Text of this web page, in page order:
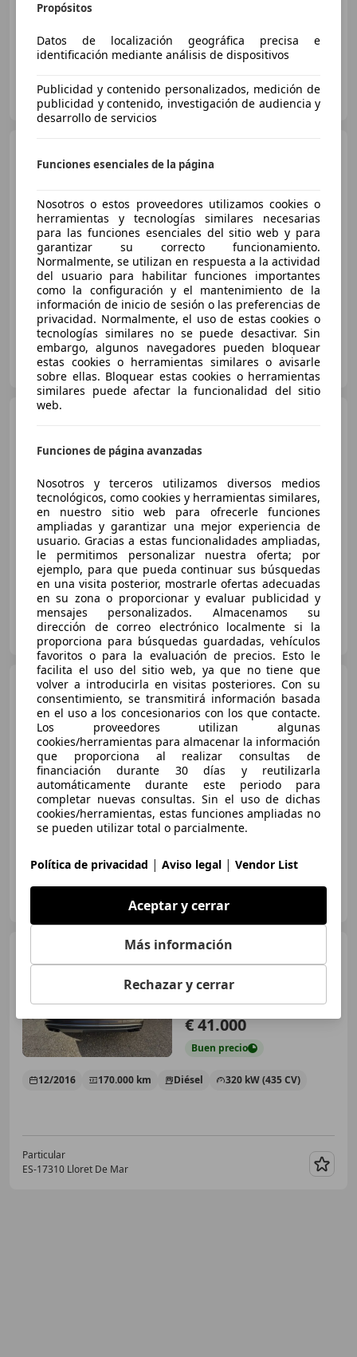
01/2016
LG AUTOMOCIÓN LAS PALMAS
ES-35013 LAS PALMAS DE GRAN CANARIA
tiptronic
€ 39.990
Súper oferta
01/2018 145.000 km Diésel 320 kW (435 CV)
PUNTOMOTOR TENERIFE
ES-38632 ARONA
€ 52.726 1
Sin
comparación
11/2017 218.670 km Diésel 320 kW (435 CV)
CENTROWAGEN
ES-06008 BADAJOZ
Audi SQ7 TDI quattro tiptronic
€ 77.900
Sin comparación
03/2020 93.400 km Diésel 320 kW (435 CV)
AUTOS VIAL NOROESTE 2017
Audi SQ7
tiptronic
€ 41.000
Buen precio
12/2016 170.000 km Diésel 320 kW (435 CV)
Particular
ES-17310 Lloret De Mar
Propósitos
Datos de localización geográfica precisa e
identificación mediante análisis de dispositivos
Publicidad y contenido personalizados, medición de
publicidad y contenido, investigación de audiencia y
desarrollo de servicios
Funciones esenciales de la página
Nosotros o estos proveedores utilizamos cookies o
herramientas y tecnologías similares necesarias
para las funciones esenciales del sitio web y para
garantizar su correcto funcionamiento.
Normalmente, se utilizan en respuesta a la actividad
del usuario para habilitar funciones importantes
como la configuración y el mantenimiento de la
información de inicio de sesión o las preferencias de
privacidad. Normalmente, el uso de estas cookies o
tecnologías similares no se puede desactivar. Sin
embargo, algunos navegadores pueden bloquear
estas cookies o herramientas similares o avisarle
sobre ellas. Bloquear estas cookies o herramientas
similares puede afectar la funcionalidad del sitio
web.
Funciones de página avanzadas
Nosotros y terceros utilizamos diversos medios
tecnológicos, como cookies y herramientas similares,
en nuestro sitio web para ofrecerle funciones
ampliadas y garantizar una mejor experiencia de
usuario. Gracias a estas funcionalidades ampliadas,
le permitimos personalizar nuestra oferta; por
ejemplo, para que pueda continuar sus búsquedas
en una visita posterior, mostrarle ofertas adecuadas
en su zona o proporcionar y evaluar publicidad y
mensajes personalizados. Almacenamos su
dirección de correo electrónico localmente si la
proporciona para búsquedas guardadas, vehículos
favoritos o para la evaluación de precios. Esto le
facilita el uso del sitio web, ya que no tiene que
volver a introducirla en visitas posteriores. Con su
consentimiento, se transmitirá información basada
en el uso a los concesionarios con los que contacte.
Los proveedores utilizan algunas
cookies/herramientas para almacenar la información
que proporciona al realizar consultas de
financiación durante 30 días y reutilizarla
automáticamente durante este periodo para
completar nuevas consultas. Sin el uso de dichas
cookies/herramientas, estas funciones ampliadas no
se pueden utilizar total o parcialmente.
Política de privacidad | Aviso legal | Vendor List
Aceptar y cerrar
Más información
Rechazar y cerrar